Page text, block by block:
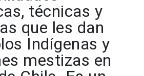
técnicas y
que les dan
Indígenas y
mestizas en